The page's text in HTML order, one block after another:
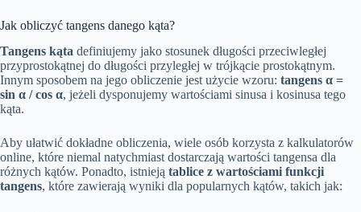
Jak obliczyć tangens danego kąta?
Tangens kąta definiujemy jako stosunek długości przeciwległej
przyprostokątnej do długości przyległej w trójkącie prostokątnym.
Innym sposobem na jego obliczenie jest użycie wzoru: tangens α =
sin α / cos α, jeżeli dysponujemy wartościami sinusa i kosinusa tego
kąta.
Aby ułatwić dokładne obliczenia, wiele osób korzysta z kalkulatorów
online, które niemal natychmiast dostarczają wartości tangensa dla
różnych kątów. Ponadto, istnieją tablice z wartościami funkcji
tangens, które zawierają wyniki dla popularnych kątów, takich jak: